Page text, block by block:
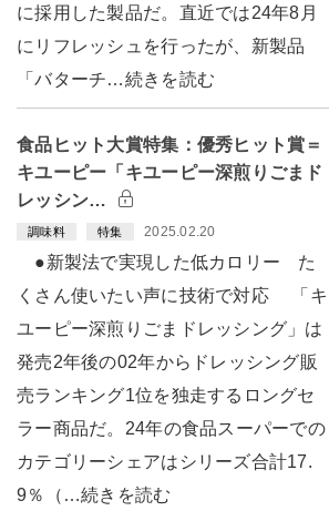
に採用した製品だ。直近では24年8月
にリフレッシュを行ったが、新製品
「バターチ…続きを読む
食品ヒット大賞特集：優秀ヒット賞＝
キユーピー「キユーピー深煎りごまド
レッシン…
調味料 特集 2025.02.20
●新製法で実現した低カロリー た
くさん使いたい声に技術で対応 「キ
ユーピー深煎りごまドレッシング」は
発売2年後の02年からドレッシング販
売ランキング1位を独走するロングセ
ラー商品だ。24年の食品スーパーでの
カテゴリーシェアはシリーズ合計17.
9％（…続きを読む